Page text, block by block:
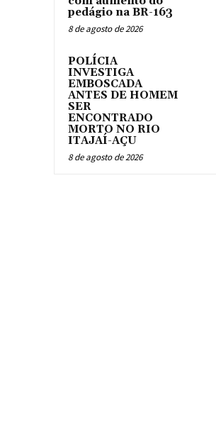
pedágio na BR-163
8 de agosto de 2026
POLÍCIA
INVESTIGA
EMBOSCADA
ANTES DE HOMEM
SER
ENCONTRADO
MORTO NO RIO
ITAJAÍ-AÇU
8 de agosto de 2026